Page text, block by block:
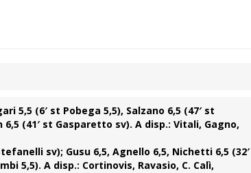
5,5 (6′ st Pobega 5,5), Salzano 6,5 (47′ st
(41′ st Gasparetto sv). A disp.: Vitali, Gagno,
sv); Gusu 6,5, Agnello 6,5, Nichetti 6,5 (32′
5,5). A disp.: Cortinovis, Ravasio, C. Calì,